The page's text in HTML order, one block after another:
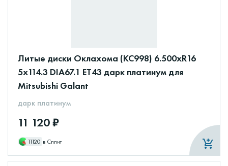
Литые диски Оклахома (КС998) 6.500xR16
5x114.3 DIA67.1 ET43 дарк платинум для
Mitsubishi Galant
дарк платинум
11 120 ₽
11120 в Сплит